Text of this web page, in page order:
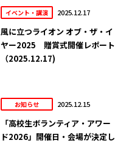
イベント・講演 2025.12.17
風に立つライオン オブ・ザ・イ
ヤー2025 贈賞式開催レポート
（2025.12.17)
お知らせ 2025.12.15
「高校生ボランティア・アワー
ド2026」開催日・会場が決定し